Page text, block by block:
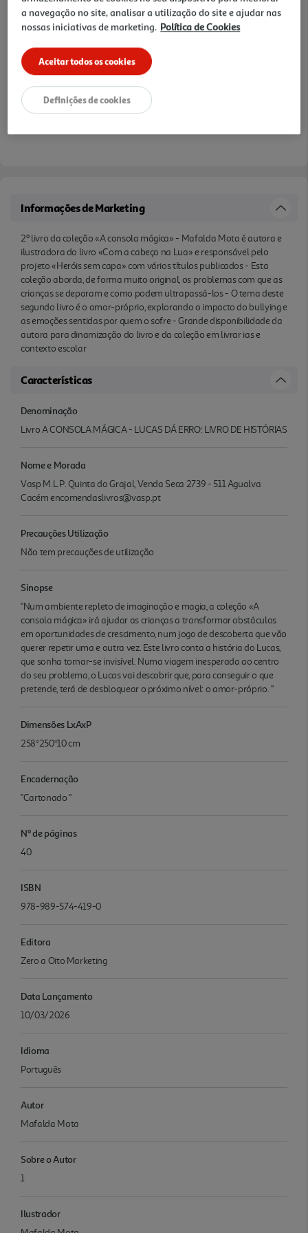
Informações de Marketing
2º livro da coleção «A consola mágica» - Mafalda Mota é autora e
ilustradora do livro «Com a cabeça na Lua» e responsável pelo
projeto «Heróis sem capa» com vários títulos publicados - Esta
coleção aborda, de forma muito original, os problemas com que as
crianças se deparam e como podem ultrapassá-los - O tema deste
segundo livro é o amor-próprio, explorando o impacto do bullying e
as emoções sentidas por quem o sofre - Grande disponibilidade da
autora para dinamização do livro e da coleção em livrar ias e
contexto escolar
Características
Denominação
Livro A CONSOLA MÁGICA - LUCAS DÁ ERRO: LIVRO DE HISTÓRIAS
Nome e Morada
Vasp M.L.P. Quinta do Grajal, Venda Seca 2739 - 511 Agualva
Cacém encomendaslivros@vasp.pt
Precauções Utilização
Não tem precauções de utilização
Sinopse
"Num ambiente repleto de imaginação e magia, a coleção «A
consola mágica» irá ajudar as crianças a transformar obstáculos
em oportunidades de crescimento, num jogo de descoberta que vão
querer repetir uma e outra vez. Este livro conta a história do Lucas,
que sonha tornar-se invisível. Numa viagem inesperada ao centro
do seu problema, o Lucas vai descobrir que, para conseguir o que
pretende, terá de desbloquear o próximo nível: o amor-próprio. "
Dimensões LxAxP
258*250*10 cm
Encadernação
"Cartonado "
Nº de páginas
40
ISBN
978-989-574-419-0
Editora
Zero a Oito Marketing
Data Lançamento
10/03/2026
Idioma
Português
Autor
Mafalda Mota
Sobre o Autor
1
Ilustrador
a navegação no site, analisar a utilização do site e ajudar nas
nossas iniciativas de marketing. Política de Cookies
Aceitar todos os cookies
Definições de cookies